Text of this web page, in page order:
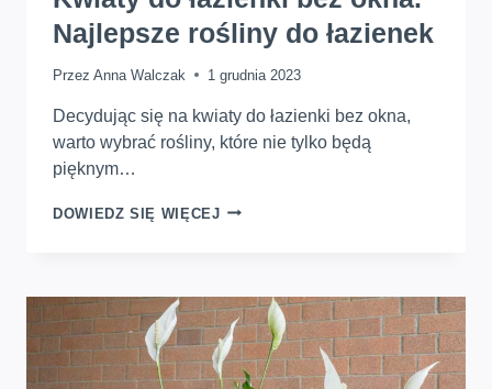
Najlepsze rośliny do łazienek
Przez Anna Walczak 1 grudnia 2023
Decydując się na kwiaty do łazienki bez okna,
warto wybrać rośliny, które nie tylko będą
pięknym…
DOWIEDZ SIĘ WIĘCEJKWIATY
NAJLEPSZE
ROŚLINY
DO
ŁAZIENEK